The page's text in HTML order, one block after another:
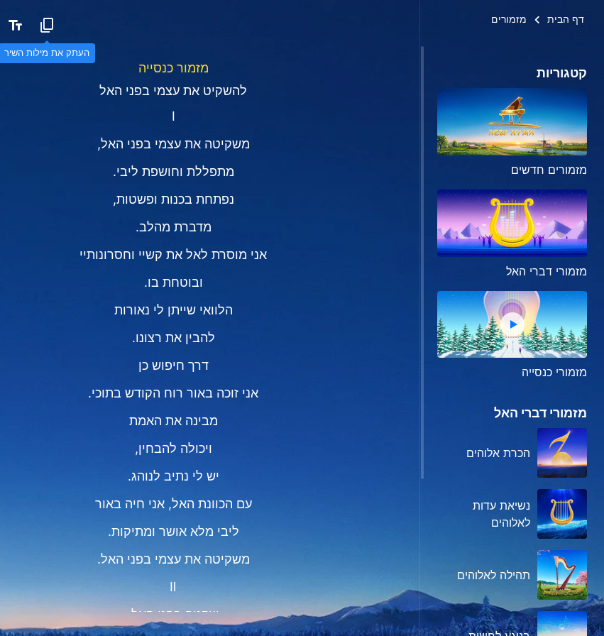
דף הבית מזמורים
העתק את מילות השיר
קטגוריות
מזמורים חדשים
מזמורי דברי האל
מזמורי כנסייה
מזמורי דברי האל
הכרת אלוהים
נשיאת עדות
לאלוהים
תהילה לאלוהים
מזמור כנסייה
להשקיט את עצמי בפני האל
Ⅰ
משקיטה את עצמי בפני האל,
מתפללת וחושפת ליבי.
נפתחת בכנות ופשטות,
מדברת מהלב.
אני מוסרת לאל את קשיי וחסרונותיי
ובוטחת בו.
הלוואי שייתן לי נאורות
להבין את רצונו.
דרך חיפוש כן
אני זוכה באור רוח הקודש בתוכי.
מבינה את האמת
ויכולה להבחין,
יש לי נתיב לנוהג.
עם הכוונת האל, אני חיה באור
ליבי מלא אושר ומתיקות.
משקיטה את עצמי בפני האל.
Ⅱ
שקטה בפני האל,